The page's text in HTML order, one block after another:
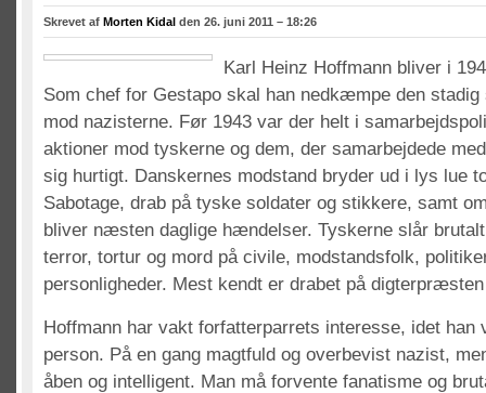
Skrevet af Morten Kidal den 26. juni 2011 – 18:26
Karl Heinz Hoffmann bliver i
Som chef for Gestapo skal han nedkæmpe den stadig
mod nazisterne. Før 1943 var der helt i
aktioner mod tyskerne og dem, der samarbejdede
sig hurtigt. Danskernes modstand bryder ud i lys lue
Sabotage, drab på tyske soldater og stikkere, samt
bliver næsten daglige hændelser. Tyskerne slår
terror, tortur og mord på civile, modstandsfolk,
personligheder. Mest kendt er drabet på
Hoffmann har vakt forfatterparrets interesse, idet han
person. På en gang magtfuld og overbevist nazist,
åben og intelligent. Man må forvente fanatisme og